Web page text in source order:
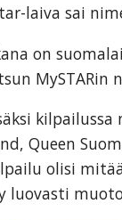
laiva sai
on
MySTARin
Queen
olisi
luovasti